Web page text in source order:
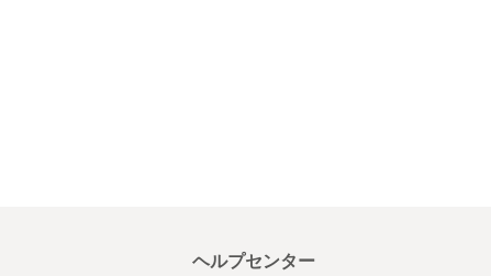
ヘルプセンター